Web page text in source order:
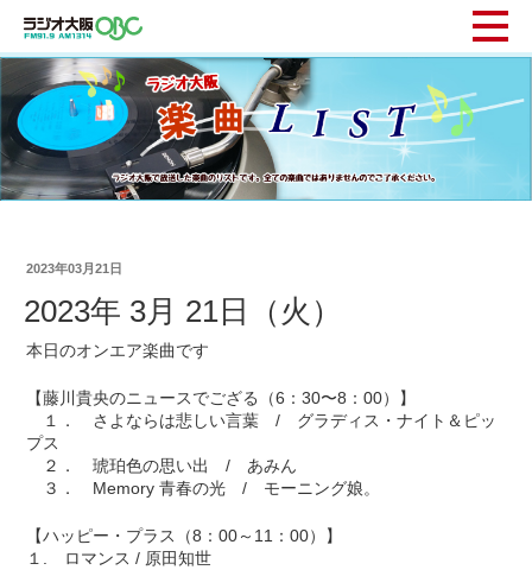
2023年03月21日
2023年 3月 21日（火）
本日のオンエア楽曲です
【藤川貴央のニュースでござる（6：30〜8：00）】
１． さよならは悲しい言葉 / グラディス・ナイト＆ピッ
プス
２． 琥珀色の思い出 / あみん
３． Memory 青春の光 / モーニング娘。
【ハッピー・プラス（8：00～11：00）】
１. ロマンス / 原田知世